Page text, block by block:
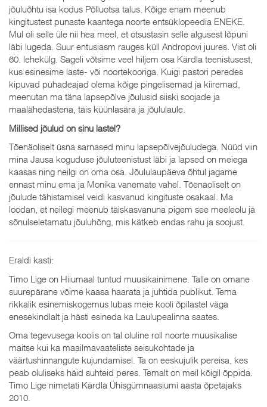
jõuluõhtu isa kodus Põlluotsa talus. Kõige enam meenub
kingitustest punaste kaantega noorte entsüklopeedia ENEKE.
Mul oli selle üle nii hea meel, et otsustasin selle algusest lõpuni
läbi lugeda. Suur entusiasm rauges küll Andropovi juures. Vist oli
60. lehekülg. Sageli võtsime veel hiljem osa Kärdla teenistusest,
kus esinesime laste- või noortekooriga. Kuigi pastori peredes
kipuvad pühadeajad olema kõige pingelisemad ja kiiremad,
meenutan ma täna lapsepõlve jõulusid siiski soojade ja
maalähedastena, täis küünlasära ja jõululaule.
Millised jõulud on sinu lastel?
Tõenäoliselt üsna sarnased minu lapsepõlvejõuludega. Nüüd viin
mina Jausa koguduse jõuluteenistust läbi ja lapsed on meiega
kaasas ning neilgi on oma osa. Jõululaupäeva õhtul jagame
ennast minu ema ja Monika vanemate vahel. Tõenäoliselt on
jõulude tähistamisel veidi kasvanud kingituste osakaal. Ma
loodan, et neilegi meenub täiskasvanuna pigem see meeleolu ja
sõnulseletamatu jõuluhõng, mis kätkeb endas rahu ja soojust.
Eraldi kasti:
Timo Lige on Hiiumaal tuntud muusikainimene. Talle on omane
suurepärane võime kaasa haarata ja juhtida publikut. Tema
rikkalik esinemiskogemus lubas meie kooli õpilastel väga
enesekindlalt ja hästi esineda ka Laulupealinna saates.
Oma tegevusega koolis on tal oluline roll noorte muusikalise
maitse kui ka maailmavaateliste seisukohtade ja
väärtushinnangute kujundamisel. Ta on eeskujulik pereisa, kes
peab oluliseks häid suhteid peres. Temalt on meil kõigil õppida.
Timo Lige nimetati Kärdla Ühisgümnaasiumi aasta õpetajaks
2010.